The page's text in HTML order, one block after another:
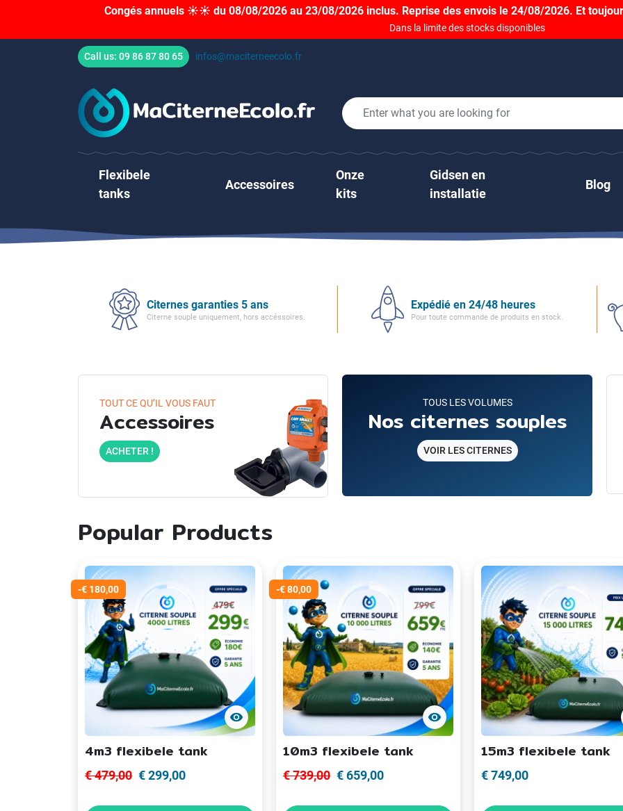
Congés annuels ☀️☀️ du 08/08/2026 au 23/08/2026 inclus. Reprise des envois le 24/08/2026. Et
Dans la limite des stocks disponibles
Call us: 09 86 87 80 65 infos@maciterneecolo.fr
Flexibele
tanks
Accessoires
Onze
kits
Gidsen en
installatie
Blog
Citernes garanties 5 ans
Citerne souple uniquement, hors accéssoires.
Expédié en 24/48 heures
Pour toute commande de produits en stock.
TOUT CE QU’IL VOUS FAUT
Accessoires
ACHETER !
TOUS LES VOLUMES
Nos citernes souples
VOIR LES CITERNES
Popular Products
-€ 180,00
visibility
4m3 flexibele tank
€ 479,00 € 299,00
-€ 80,00
visibility
10m3 flexibele tank
€ 739,00 € 659,00
15m3 flexibele tank
€ 749,00